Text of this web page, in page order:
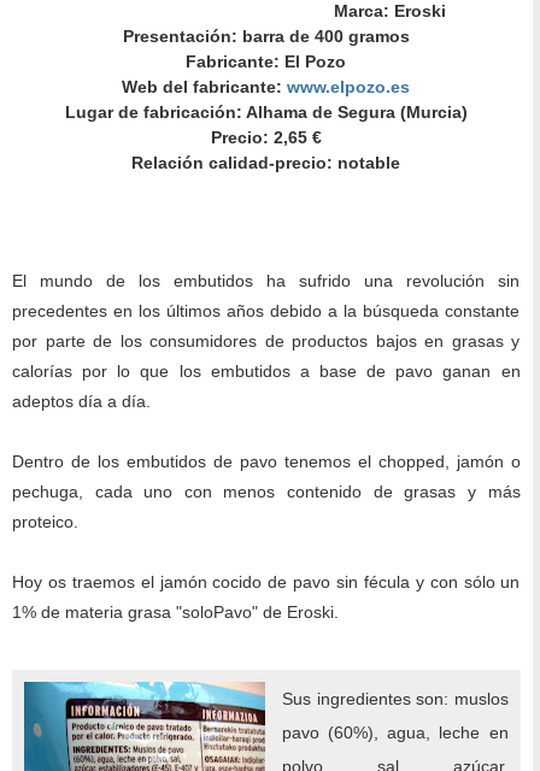
Marca: Eroski
Presentación: barra de 400 gramos
Fabricante: El Pozo
Web del fabricante:www.elpozo.es
Lugar de fabricación: Alhama de Segura (Murcia)
Precio: 2,65 €
Relación calidad-precio: notable
El mundo de los embutidos ha sufrido una revolución sin
precedentes en los últimos años debido a la búsqueda constante
por parte de los consumidores de productos bajos en grasas y
calorías por lo que los embutidos a base de pavo ganan en
adeptos día a día.
Dentro de los embutidos de pavo tenemos el chopped, jamón o
pechuga, cada uno con menos contenido de grasas y más
proteico.
Hoy os traemos el jamón cocido de pavo sin fécula y con sólo un
1% de materia grasa "soloPavo" de Eroski.
Sus ingredientes son: muslos
pavo (60%), agua, leche en
polvo, sal, azúcar,